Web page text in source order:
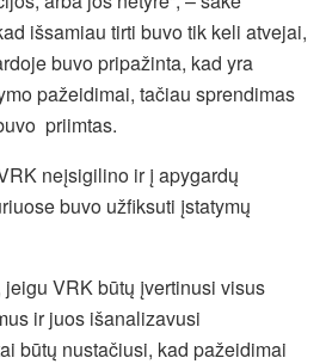
išsamiau tirti buvo tik keli atvejai,
buvo pripažinta, kad yra
pažeidimai, tačiau sprendimas
priimtas.
neįsigilino ir į apygardų
buvo užfiksuti įstatymų
VRK būtų įvertinusi visus
ir juos išanalizavusi
būtų nustačiusi, kad pažeidimai